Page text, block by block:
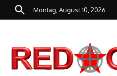
Zum Inhalt springen
Montag, August 10, 2026